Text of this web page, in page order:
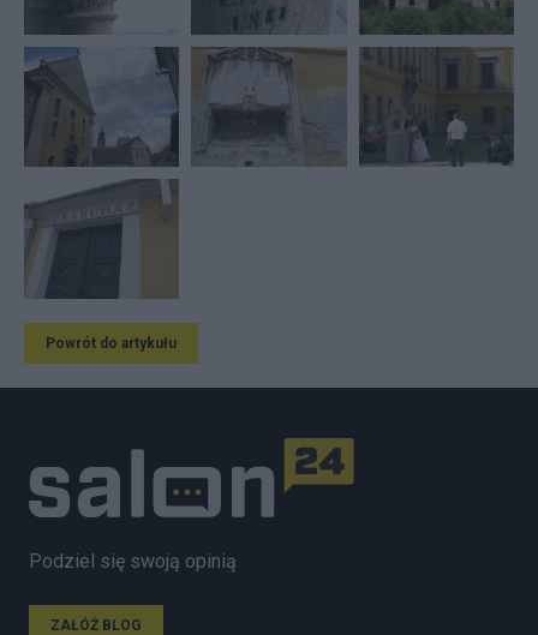
Powrót do artykułu
Podziel się swoją opinią
ZAŁÓŻ BLOG